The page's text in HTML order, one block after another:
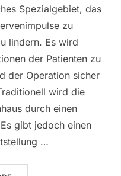
Spezialgebiet, das
zu
lindern. Es wird
der Patienten zu
der Operation sicher
wird die
durch einen
gibt jedoch einen
…